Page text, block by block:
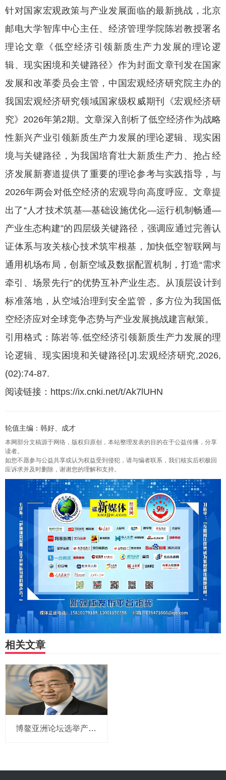
针对国家宏观政策与产业发展面临的最新挑战，北京
邮电大学智库中心主任、经济管理学院陈岩教授署名
理论文章《低空经济引领新质生产力发展的理论逻
辑、现实困境和关键路径》作为封面文章刊发在国家
发展和改革委员会主管，中国宏观经济研究院主办的
我国宏观经济研究领域国家级权威期刊《宏观经济研
究》2026年第2期。文章深入剖析了低空经济作为战略
性新兴产业引领新质生产力发展的理论逻辑、现实困
境与关键路径，为我国培育壮大新质生产力、抢占经
济发展新赛道提供了重要的理论参考与实践指导，与
2026年两会对低空经济的宏观导向高度呼应。文章提
出了“人才技术筑基—基础设施优化—运行机制畅通—
产业生态构建”的四层级关键路径，强调应通过完善认
证体系与攻关核心技术筑牢根基，加快低空智联网与
通用机场布局，创新空域及数据配置机制，打造“需求
牵引、场景先行”的优势互补产业生态。从顶层设计到
标准落地，从空域治理到安全监管，多方位为我国低
空经济应对全球竞争态势与产业发展挑战建言献策。
引用格式：陈岩等.低空经济引领新质生产力发展的理
论逻辑、现实困境和关键路径[J].宏观经济研究,2026,
(02):74-87.
阅读链接：https://ix.cnki.net/t/Ak7lUHN
轮值主编：韩好、成才
本网部分文稿源于网络，版权归原创，本站整理发表的目的在于公益传播，分享
读者。
如您不愿参与公益共享或认为权益受到侵犯，请与编者联系，我们核实后积极回
应诉求并及时删除，谢谢您的理解和支持。
相关文章
博鳌亚洲论坛选举产生新一届理事会 潘基文当选理事长